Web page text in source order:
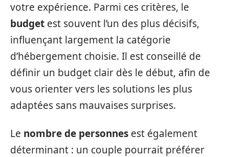
votre expérience. Parmi ces critères, le
budget est souvent l’un des plus décisifs,
influençant largement la catégorie
d’hébergement choisie. Il est conseillé de
définir un budget clair dès le début, afin de
vous orienter vers les solutions les plus
adaptées sans mauvaises surprises.
Le nombre de personnes est également
déterminant : un couple pourrait préférer